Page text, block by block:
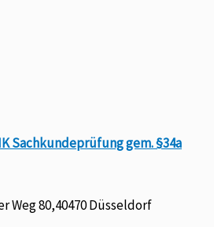
Sachkundeprüfung gem. §34a
Weg 80,40470 Düsseldorf